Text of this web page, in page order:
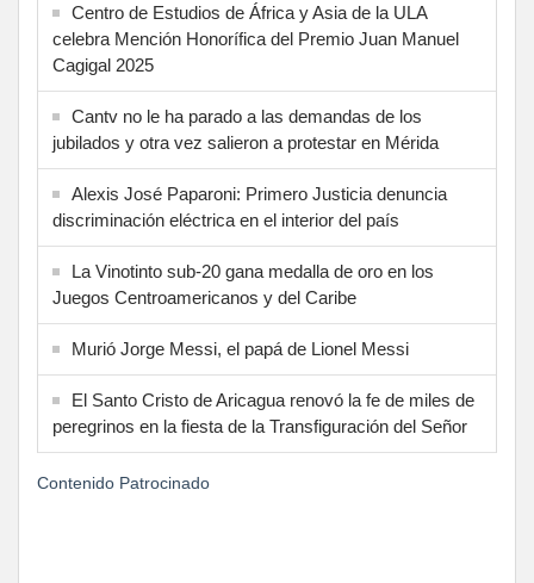
Centro de Estudios de África y Asia de la ULA
celebra Mención Honorífica del Premio Juan Manuel
Cagigal 2025
Cantv no le ha parado a las demandas de los
jubilados y otra vez salieron a protestar en Mérida
Alexis José Paparoni: Primero Justicia denuncia
discriminación eléctrica en el interior del país
La Vinotinto sub-20 gana medalla de oro en los
Juegos Centroamericanos y del Caribe
Murió Jorge Messi, el papá de Lionel Messi
El Santo Cristo de Aricagua renovó la fe de miles de
peregrinos en la fiesta de la Transfiguración del Señor
Contenido Patrocinado